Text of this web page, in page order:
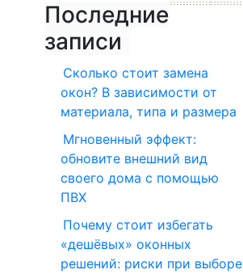
Последние
записи
Сколько стоит замена
окон? В зависимости от
материала, типа и размера
Мгновенный эффект:
обновите внешний вид
своего дома с помощью
ПВХ
Почему стоит избегать
«дешёвых» оконных
решений: риски при выборе